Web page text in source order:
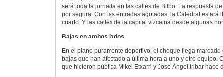
será toda la jornada en las calles de Bilbo. La respuesta
por segura. Con las entradas agotadas, la Catedral estará
cuarto. Y las calles de la capital vizcaina desde algunas
Bajas en ambos lados
En el plano puramente deportivo, el choque llega
bajas que han afectado a última hora a uno y otro equipo.
que hicieron pública Mikel Etxarri y José Ángel Iribar hace